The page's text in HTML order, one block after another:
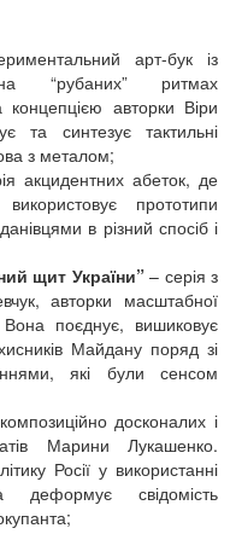
арт-бук із
“рубаних” ритмах
концепцією авторки Віри
та синтезує тактильні
з металом;
акцидентних абеток, де
прототипи
в різний спосіб і
щит України”– серія з
авторки масштабної
Вона поєднує, вишиковує
Майдану поряд зі
які були сенсом
досконалих і
Марини Лукашенко.
Росії у використанні
деформує свідомість